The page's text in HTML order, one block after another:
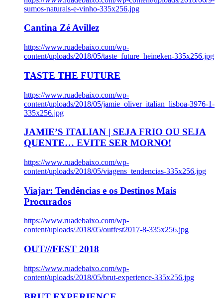
sumos-naturais-e-vinho-335x256.jpg
Cantina Zé Avillez
https://www.ruadebaixo.com/wp-
content/uploads/2018/05/taste_future_heineken-335x256.jpg
TASTE THE FUTURE
https://www.ruadebaixo.com/wp-
content/uploads/2018/05/jamie_oliver_italian_lisboa-3976-1-
335x256.jpg
JAMIE’S ITALIAN | SEJA FRIO OU SEJA
QUENTE… EVITE SER MORNO!
https://www.ruadebaixo.com/wp-
content/uploads/2018/05/viagens_tendencias-335x256.jpg
Viajar: Tendências e os Destinos Mais
Procurados
https://www.ruadebaixo.com/wp-
content/uploads/2018/05/outfest2017-8-335x256.jpg
OUT///FEST 2018
https://www.ruadebaixo.com/wp-
content/uploads/2018/05/brut-experience-335x256.jpg